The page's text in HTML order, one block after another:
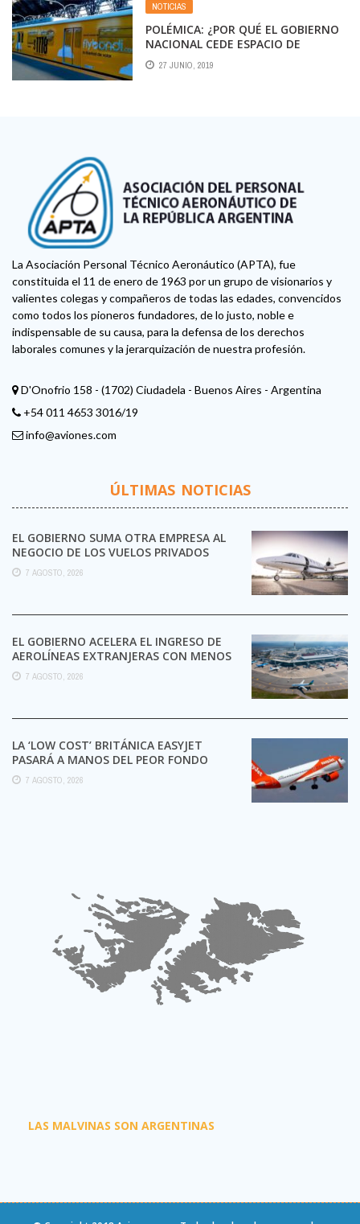
NOTICIAS
POLÉMICA: ¿POR QUÉ EL GOBIERNO
NACIONAL CEDE ESPACIO DE
PUBLICIDAD OFICIAL PARA
PROMOCIONAR A FLYBONDI?
27 JUNIO, 2019
La Asociación Personal Técnico Aeronáutico (APTA), fue
constituida el 11 de enero de 1963 por un grupo de visionarios y
valientes colegas y compañeros de todas las edades, convencidos
como todos los pioneros fundadores, de lo justo, noble e
indispensable de su causa, para la defensa de los derechos
laborales comunes y la jerarquización de nuestra profesión.
D'Onofrio 158 - (1702) Ciudadela - Buenos Aires - Argentina
+54 011 4653 3016/19
info@aviones.com
ÚLTIMAS NOTICIAS
EL GOBIERNO SUMA OTRA EMPRESA AL
NEGOCIO DE LOS VUELOS PRIVADOS
7 AGOSTO, 2026
EL GOBIERNO ACELERA EL INGRESO DE
AEROLÍNEAS EXTRANJERAS CON MENOS
TRÁMITES
7 AGOSTO, 2026
LA ‘LOW COST’ BRITÁNICA EASYJET
PASARÁ A MANOS DEL PEOR FONDO
POSIBLE:
7 AGOSTO, 2026
LAS MALVINAS SON ARGENTINAS